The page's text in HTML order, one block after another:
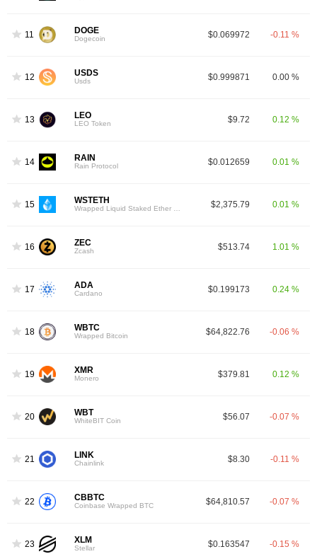
11 DOGE
Dogecoin $0.069972 -0.11 %
12 USDS
Usds $0.999871 0.00 %
13 LEO
LEO Token $9.72 0.12 %
14 RAIN
Rain Protocol $0.012659 0.01 %
15 WSTETH $2,375.79 0.01 %
16 ZEC
Zcash $513.74 1.01 %
17 ADA
Cardano $0.199173 0.24 %
18 WBTC
Wrapped Bitcoin $64,822.76 -0.06 %
19 XMR
Monero $379.81 0.12 %
20 WBT
WhiteBIT Coin $56.07 -0.07 %
21 LINK
Chainlink $8.30 -0.11 %
22 CBBTC
Coinbase Wrapped BTC $64,810.57 -0.07 %
23 XLM
Stellar $0.163547 -0.15 %